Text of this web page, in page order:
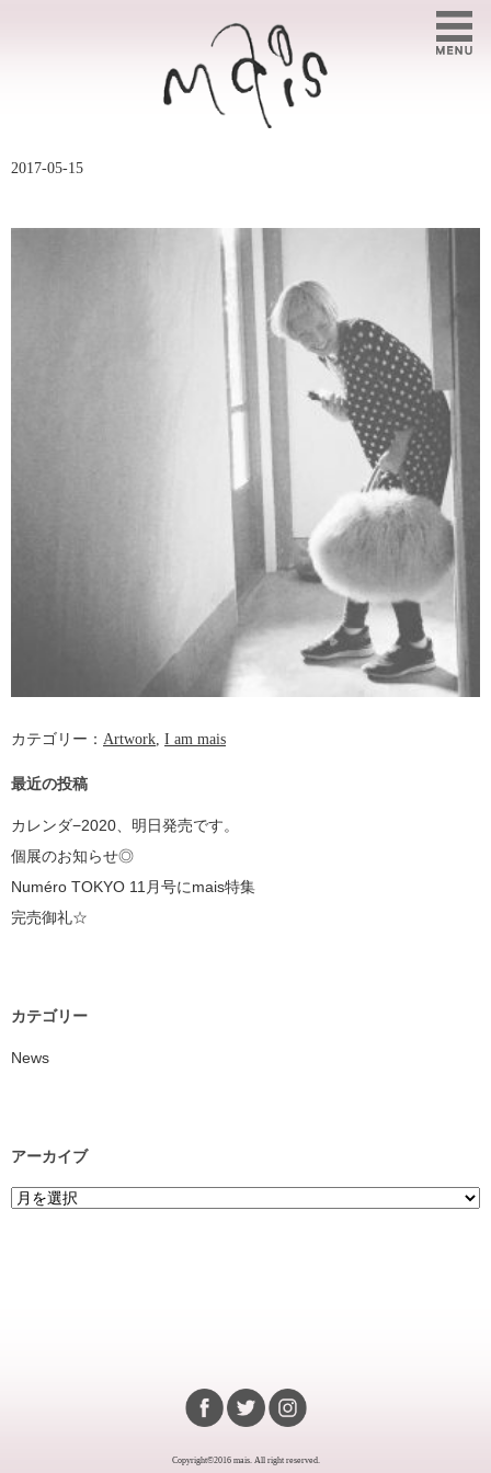
2017-05-15
カテゴリー： Artwork, I am mais
最近の投稿
カレンダ−2020、明日発売です。
個展のお知らせ◎
Numéro TOKYO 11月号にmais特集
完売御礼☆
カテゴリー
News
アーカイブ
Copyright©2016 mais. All right reserved.